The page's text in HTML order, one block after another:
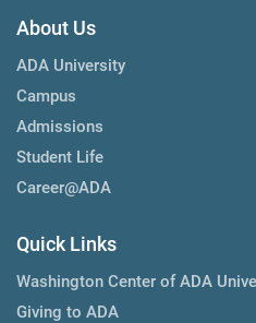
About Us
ADA University
Campus
Admissions
Student Life
Career@ADA
Quick Links
Washington Center of ADA
Giving to ADA